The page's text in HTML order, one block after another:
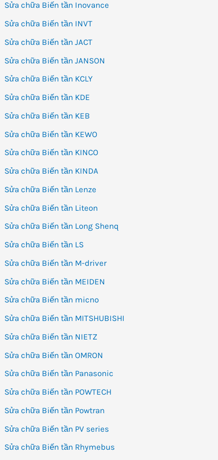
Sửa chữa Biến tần Inovance
Sửa chữa Biến tần INVT
Sửa chữa Biến tần JACT
Sửa chữa Biến tần JANSON
Sửa chữa Biến tần KCLY
Sửa chữa Biến tần KDE
Sửa chữa Biến tần KEB
Sửa chữa Biến tần KEWO
Sửa chữa Biến tần KINCO
Sửa chữa Biến tần KINDA
Sửa chữa Biến tần Lenze
Sửa chữa Biến tần Liteon
Sửa chữa Biến tần Long Shenq
Sửa chữa Biến tần LS
Sửa chữa Biến tần M-driver
Sửa chữa Biến tần MEIDEN
Sửa chữa Biến tần micno
Sửa chữa Biến tần MITSHUBISHI
Sửa chữa Biến tần NIETZ
Sửa chữa Biến tần OMRON
Sửa chữa Biến tần Panasonic
Sửa chữa Biến tần POWTECH
Sửa chữa Biến tần Powtran
Sửa chữa Biến tần PV series
Sửa chữa Biến tần Rhymebus